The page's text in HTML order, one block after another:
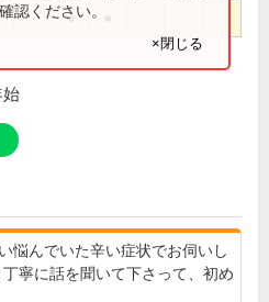
●
認ください。
×閉じる
始
悩んでいた辛い症状でお伺いし
寧に話を聞いて下さって、初め